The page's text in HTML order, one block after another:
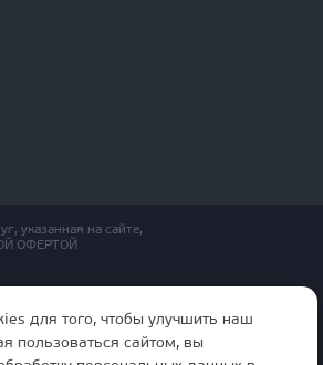
указанная на сайте,
ОФЕРТОЙ
и межкомнатных дверей
данных
данных
для того, чтобы улучшить наш
пользоваться сайтом, вы